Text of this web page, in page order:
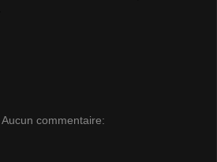
Aucun commentaire: